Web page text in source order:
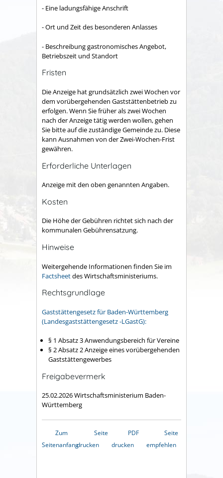
- Eine ladungsfähige Anschrift
- Ort und Zeit des besonderen Anlasses
- Beschreibung gastronomisches Angebot,
Betriebszeit und Standort
Fristen
Die Anzeige hat grundsätzlich zwei Wochen vor
dem vorübergehenden Gaststättenbetrieb zu
erfolgen. Wenn Sie früher als zwei Wochen
nach der Anzeige tätig werden wollen, gehen
Sie bitte auf die zuständige Gemeinde zu. Diese
kann Ausnahmen von der Zwei-Wochen-Frist
gewähren.
Erforderliche Unterlagen
Anzeige mit den oben genannten Angaben.
Kosten
Die Höhe der Gebühren richtet sich nach der
kommunalen Gebührensatzung.
Hinweise
Weitergehende Informationen finden Sie im
Factsheetdes Wirtschaftsministeriums.
Rechtsgrundlage
Gaststättengesetz für Baden-Württemberg
(Landesgaststättengesetz -LGastG):
§ 1 Absatz 3 Anwendungsbereich für Vereine
§ 2 Absatz 2 Anzeige eines vorübergehenden
Gaststättengewerbes
Freigabevermerk
25.02.2026 Wirtschaftsministerium Baden-
Württemberg
Zum
Seitenanfang
Seite
drucken
PDF
drucken
Seite
empfehlen